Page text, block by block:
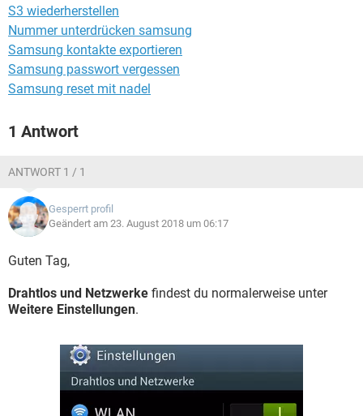
S3 wiederherstellen
Nummer unterdrücken samsung
Samsung kontakte exportieren
Samsung passwort vergessen
Samsung reset mit nadel
1 Antwort
ANTWORT 1 / 1
Gesperrt profil
Geändert am 23. August 2018 um 06:17
Guten Tag,
Drahtlos und Netzwerke findest du normalerweise unter
Weitere Einstellungen.